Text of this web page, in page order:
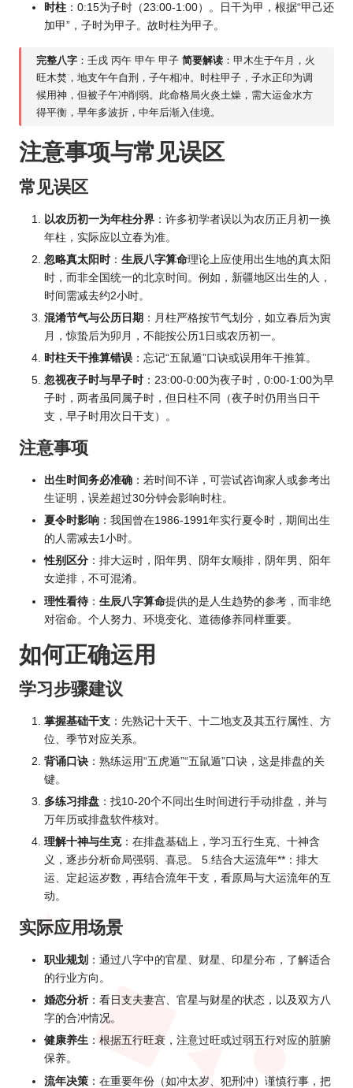
时柱 ：0:15为子时（23:00-1:00）。日干为甲，根据“甲己还
加甲”，子时为甲子。故时柱为甲子。
完整八字 ：壬戌 丙午 甲午 甲子简要解读 ：甲木生于午月，火
旺木焚，地支午午自刑，子午相冲。时柱甲子，子水正印为调
候用神，但被子午冲削弱。此命格局火炎土燥，需大运金水方
得平衡，早年多波折，中年后渐入佳境。
注意事项与常见误区
常见误区
以农历初一为年柱分界 ：许多初学者误以为农历正月初一换
年柱，实际应以立春为准。
忽略真太阳时 ： 生辰八字算命理论上应使用出生地的真太阳
时，而非全国统一的北京时间。例如，新疆地区出生的人，
时间需减去约2小时。
混淆节气与公历日期 ：月柱严格按节气划分，如立春后为寅
月，惊蛰后为卯月，不能按公历1日或农历初一。
时柱天干推算错误 ：忘记“五鼠遁”口诀或误用年干推算。
忽视夜子时与早子时 ：23:00-0:00为夜子时，0:00-1:00为早
子时，两者虽同属子时，但日柱不同（夜子时仍用当日干
支，早子时用次日干支）。
注意事项
出生时间务必准确 ：若时间不详，可尝试咨询家人或参考出
生证明，误差超过30分钟会影响时柱。
夏令时影响 ：我国曾在1986-1991年实行夏令时，期间出生
的人需减去1小时。
性别区分 ：排大运时，阳年男、阴年女顺排，阴年男、阳年
女逆排，不可混淆。
理性看待： 生辰八字算命提供的是人生趋势的参考，而非绝
对宿命。个人努力、环境变化、道德修养同样重要。
如何正确运用
学习步骤建议
掌握基础干支 ：先熟记十天干、十二地支及其五行属性、方
位、季节对应关系。
背诵口诀 ：熟练运用“五虎遁”“五鼠遁”口诀，这是排盘的关
键。
多练习排盘 ：找10-20个不同出生时间进行手动排盘，并与
万年历或排盘软件核对。
理解十神与生克：在排盘基础上，学习五行生克、十神含
义，逐步分析命局强弱、喜忌。 5.结合大运流年**：排大
运、定起运岁数，再结合流年干支，看原局与大运流年的互
动。
实际应用场景
职业规划 ：通过八字中的官星、财星、印星分布，了解适合
的行业方向。
婚恋分析：看日支夫妻宫、官星与财星的状态，以及双方八
字的合冲情况。
健康养生 ：根据五行旺衰，注意过旺或过弱五行对应的脏腑
保养。
流年决策 ：在重要年份（如冲太岁、犯刑冲）谨慎行事，把